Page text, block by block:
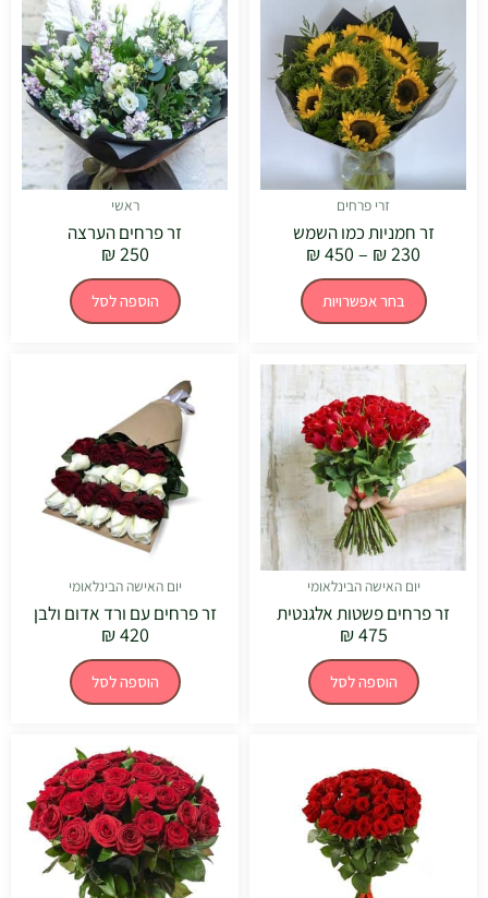
זרי פרחים
זר חמניות כמו השמש
₪230
–
₪450
עד
בחר אפשרויות
יש
מספר
סוגים.
ניתן
לבחור
את
בעמוד
ראשי
זר פרחים הערצה
₪250
הוספה לסל
יום האישה הבינלאומי
זר פרחים פשטות אלגנטית
₪475
הוספה לסל
יום האישה הבינלאומי
זר פרחים עם ורד אדום ולבן
₪420
הוספה לסל